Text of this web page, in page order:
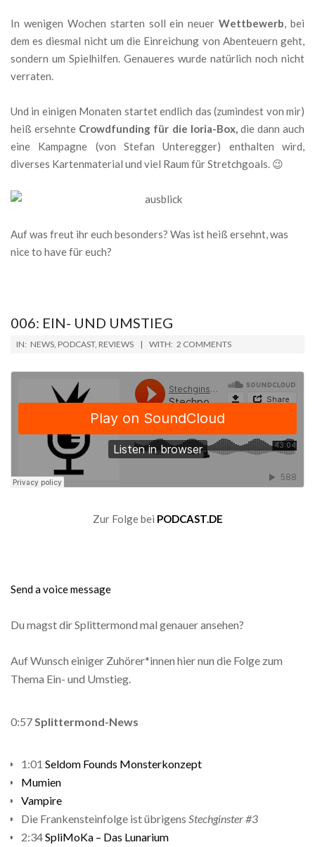
In wenigen Wochen starten soll ein neuerWettbewerb, bei
dem es diesmal nicht um die Einreichung von Abenteuern geht,
sondern um Spielhilfen. Genaueres wurde natürlich noch nicht
verraten.
Und in einigen Monaten startet endlich das (zumindest von mir)
heiß ersehnte Crowdfunding für die Ioria-Box,die dann auch
eine Kampagne (von Stefan Unteregger) enthalten wird,
diverses Kartenmaterial und viel Raum für Stretchgoals. 😉
Auf was freut ihr euch besonders? Was ist heiß ersehnt, was
nice to have für euch?
006: EIN- UND UMSTIEG
2019-
08
IN: NEWS, PODCAST, REVIEWS WITH: 2 COMMENTS
Zur Folge bei PODCAST.DE
Send a voice message
Du magst dir Splittermond mal genauer ansehen?
Auf Wunsch einiger Zuhörer*innen hier nun die Folge zum
Thema Ein- und Umstieg.
0:57Splittermond-News
1:01 Seldom Founds Monsterkonzept
Mumien
Vampire
Die Frankensteinfolge ist übrigens Stechginster #3
2:34SpliMoKa – Das Lunarium